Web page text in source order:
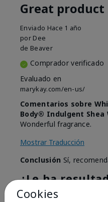
Great product
Enviado Hace 1 año
por Dee
de Beaver
Comprador verificado
Evaluado en
marykay.com/en-us/
Comentarios sobre
Body® Indulgent Shea
Wonderful fragrance.
Mostrar Traducción
Conclusión Sí,
¿Le ha
opinión?
Cookies